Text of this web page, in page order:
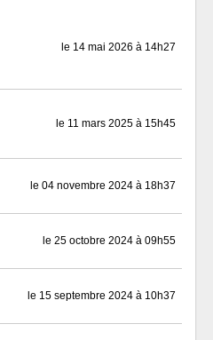
le 14 mai 2026 à 14h27
le 11 mars 2025 à 15h45
le 04 novembre 2024 à 18h37
le 25 octobre 2024 à 09h55
le 15 septembre 2024 à 10h37